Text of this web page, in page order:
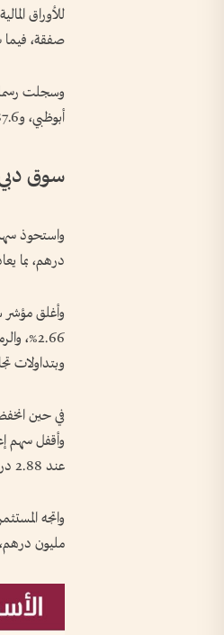
صفقة، فيما
أبوظبي، و987.6 مليار درهم للأسهم في سوق دبي المالي.
سوق
درهم، بما يعادل 40% من السيولة
وبتداولات تجاوزت 8
عند 2.88 درهم، وبتداولات قاربت 7 ملايين سهم.
مليون درهم،